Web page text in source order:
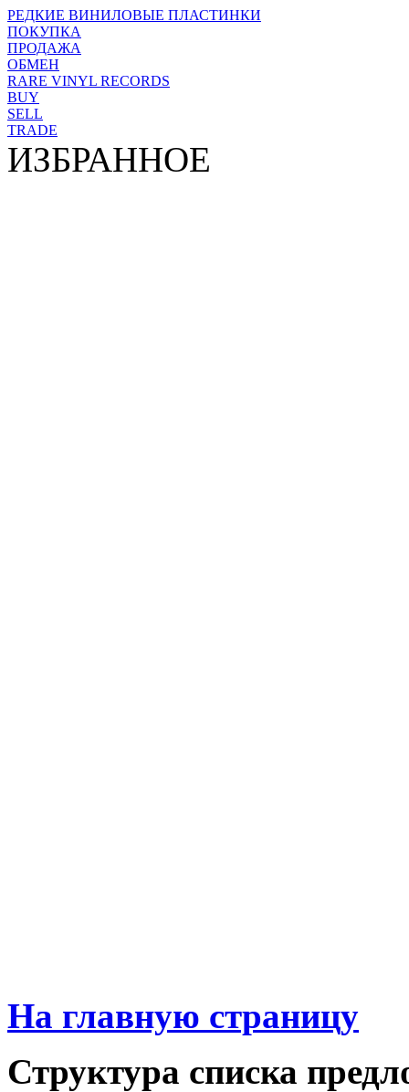
РЕДКИЕ ВИНИЛОВЫЕ ПЛАСТИНКИ
ПОКУПКА
ПРОДАЖА
ОБМЕН
RARE VINYL RECORDS
BUY
SELL
TRADE
ИЗБРАННОЕ
На главную страницу
Структура списка